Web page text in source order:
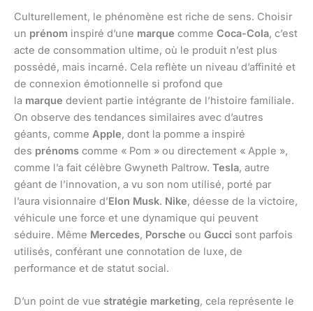
Culturellement, le phénomène est riche de sens. Choisir
un prénom inspiré d’une marque comme Coca-Cola, c’est
acte de consommation ultime, où le produit n’est plus
possédé, mais incarné. Cela reflète un niveau d’affinité et
de connexion émotionnelle si profond que
la marque devient partie intégrante de l’histoire familiale.
On observe des tendances similaires avec d’autres
géants, comme Apple, dont la pomme a inspiré
des prénoms comme « Pom » ou directement « Apple »,
comme l’a fait célèbre Gwyneth Paltrow. Tesla, autre
géant de l’innovation, a vu son nom utilisé, porté par
l’aura visionnaire d’Elon Musk. Nike, déesse de la victoire,
véhicule une force et une dynamique qui peuvent
séduire. Même Mercedes, Porsche ou Gucci sont parfois
utilisés, conférant une connotation de luxe, de
performance et de statut social.
D’un point de vue stratégie marketing, cela représente le